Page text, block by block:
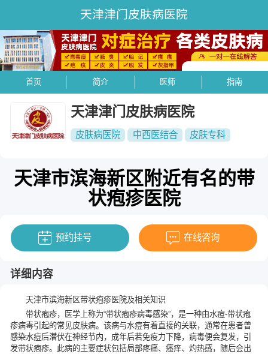
天津津门皮肤病医院
首页 简介 医师 指南
天津津门皮肤病医院
皮肤病医院 中西医结合 皮肤专科
天津市滨海新区附近有名的带
状疱疹医院
预约挂号 在线咨询
详细内容
天津市滨海新区带状疱疹医院及相关知识
带状疱疹，医学上称为“带状疱疹病毒感染”，是一种由水痘-带状疱
疹病毒引起的常见皮肤病。该病与水痘有着直接的关联，通常在患者曾
感染水痘后潜伏在神经节内，成年后若免疫力下降，病毒便会复发，引
发带状疱疹。此病的主要症状包括局部疼痛、瘙痒、灼热感，随后会出